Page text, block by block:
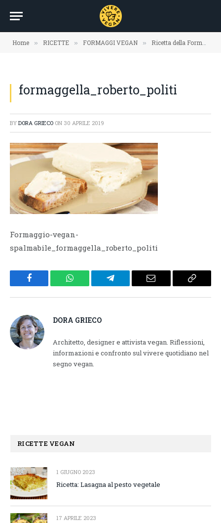
Home » RICETTE » FORMAGGI VEGAN » Ricetta della Formaggella cremosa
formaggella_roberto_politi
BY DORA GRIECO ON 30 APRILE 2019
Formaggio-vegan-
spalmabile_formaggella_roberto_politi
Facebook WhatsApp Telegram Email
Copy
DORA GRIECO
Architetto, designer e attivista vegan. Riflessioni,
informazioni e confronto sul vivere quotidiano nel
segno vegan.
RICETTE VEGAN
1 GIUGNO 2023
Ricetta: Lasagna al pesto vegetale
17 APRILE 2023